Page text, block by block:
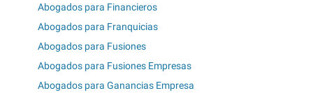
Abogados para Financieros
Abogados para Franquicias
Abogados para Fusiones
Abogados para Fusiones Empresas
Abogados para Ganancias Empresa